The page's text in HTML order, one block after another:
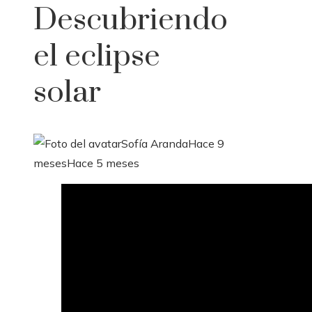
Descubriendo
el eclipse
solar
Sofía ArandaHace 9
mesesHace 5 meses